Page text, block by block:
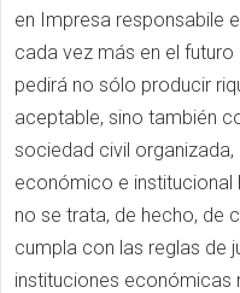
en Impresa responsabile
cada vez más en el
pedirá no sólo producir
aceptable, sino también
sociedad civil
económico e institucional
no se trata, de hecho, de
cumpla con las reglas de
instituciones económicas